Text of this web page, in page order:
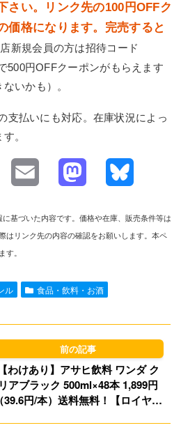
さい。リンク先の100円OFFク
価格になります。完売すると
新規会員の方は招待コード
500円OFFクーポンがもらえます
いかも）。
支払いにも対応。在庫状況によっ
。
l o
o
n
y
基づいた内容です。価格や在庫、販売条件等は
はリンク先の内容の確認をお願いします。本ペ
す。
ル 食品・飲料・お酒
【わけあり】アサヒ飲料 ワンダ ク
リアブラック 500ml×48本 1,899円
（39.6円/本）送料無料！【ロイヤル